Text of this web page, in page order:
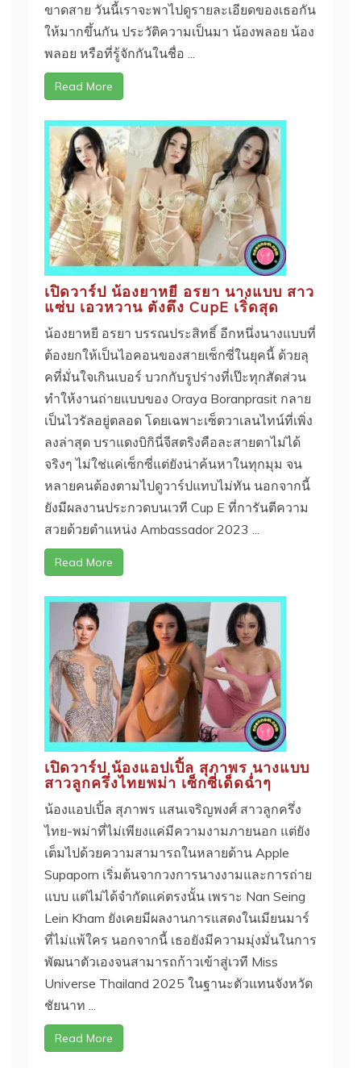
ขาดสาย วันนี้เราจะพาไปดูรายละเอียดของเธอกัน
ให้มากขึ้นกัน ประวัติความเป็นมา น้องพลอย น้อง
พลอย หรือที่รู้จักกันในชื่อ ...
Read More
เปิดวาร์ป น้องยาหยี อรยา นางแบบ สาว
แซ่บ เอวหวาน ตังตึง CupE เริ่ดสุด
น้องยาหยี อรยา บรรณประสิทธิ์ อีกหนึ่งนางแบบที่
ต้องยกให้เป็นไอคอนของสายเซ็กซี่ในยุคนี้ ด้วยลุ
คที่มั่นใจเกินเบอร์ บวกกับรูปร่างที่เป๊ะทุกสัดส่วน
ทำให้งานถ่ายแบบของ Oraya Boranprasit กลาย
เป็นไวรัลอยู่ตลอด โดยเฉพาะเซ็ตวาเลนไทน์ที่เพิ่ง
ลงล่าสุด บราแดงบิกินี่จีสตริงคือละสายตาไม่ได้
จริงๆ ไม่ใช่แค่เซ็กซี่แต่ยังน่าค้นหาในทุกมุม จน
หลายคนต้องตามไปดูวาร์ปแทบไม่ทัน นอกจากนี้
ยังมีผลงานประกวดบนเวที Cup E ที่การันตีความ
สวยด้วยตำแหน่ง Ambassador 2023 ...
Read More
เปิดวาร์ป น้องแอปเปิ้ล สุภาพร นางแบบ
สาวลูกครึ่งไทยพม่า เซ็กซี่เด็ดฉ่ำๆ
น้องแอปเปิ้ล สุภาพร แสนเจริญพงศ์ สาวลูกครึ่ง
ไทย-พม่าที่ไม่เพียงแค่มีความงามภายนอก แต่ยัง
เต็มไปด้วยความสามารถในหลายด้าน Apple
Supaporn เริ่มต้นจากวงการนางงามและการถ่าย
แบบ แต่ไม่ได้จำกัดแค่ตรงนั้น เพราะ Nan Seing
Lein Kham ยังเคยมีผลงานการแสดงในเมียนมาร์
ที่ไม่แพ้ใคร นอกจากนี้ เธอยังมีความมุ่งมั่นในการ
พัฒนาตัวเองจนสามารถก้าวเข้าสู่เวที Miss
Universe Thailand 2025 ในฐานะตัวแทนจังหวัด
ชัยนาท ...
Read More